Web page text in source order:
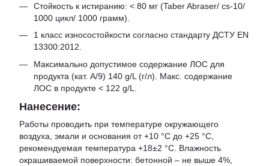
Стойкость к истиранию: < 80 мг (Taber Abraser/ cs-10/
1000 цикл/ 1000 грамм).
1 класс износостойкости согласно стандарту ДСТУ EN
13300:2012.
Максимально допустимое содержание ЛОС для
продукта (кат. А/9) 140 g/L (г/л). Макс. содержание
ЛОС в продукте < 122 g/L.
Нанесение:
Работы проводить при температуре окружающего
воздуха, эмали и основания от +10 °С до +25 °С,
рекомендуемая температура +18±2 °С. Влажность
окрашиваемой поверхности: бетонной – не выше 4%,